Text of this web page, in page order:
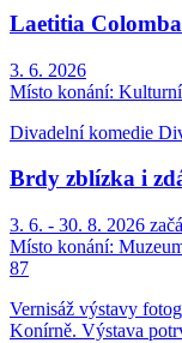
Laetitia
3. 6. 2026
Místo konání: Kulturní
Divadelní komedie
Brdy zblízka i
3. 6. - 30. 8. 2026
Místo konání:
87
Vernisáž výstavy
Konírně. Výstava